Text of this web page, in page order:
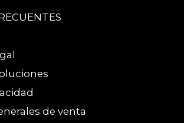
de venta